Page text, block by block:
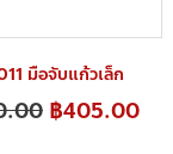
มือจับแก้วเล็ก
฿405.00